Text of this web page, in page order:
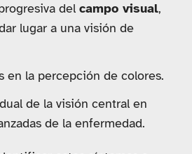
del campo visual,
lugar a una visión de
en la percepción de colores.
de la visión central en
de la enfermedad.